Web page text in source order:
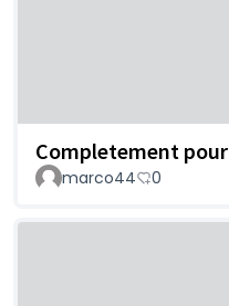
Completement pour
marco44 0